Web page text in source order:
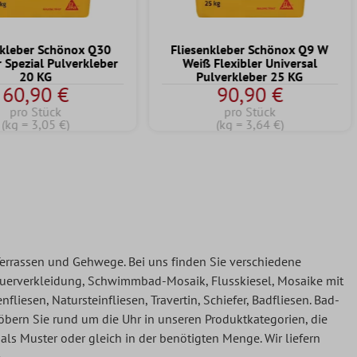
Schönox Q30
Spezial Pulverkleber
20 KG
60,90 €
pro Stück
(kg = 3,05 €)
Fliesenkleber Schönox Q9 W
Weiß Flexibler Universal
Pulverkleber 25 KG
90,90 €
pro Stück
(kg = 3,64 €)
und Gehwege. Bei uns finden Sie verschiedene
Schwimmbad-Mosaik, Flusskiesel, Mosaike mit
Natursteinfliesen, Travertin, Schiefer, Badfliesen. Bad-
Sie rund um die Uhr in unseren Produktkategorien, die
Muster oder gleich in der benötigten Menge. Wir liefern